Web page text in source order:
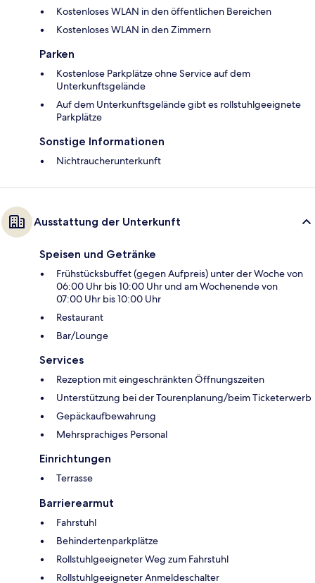
Kostenloses WLAN in den öffentlichen Bereichen
Kostenloses WLAN in den Zimmern
Parken
Kostenlose Parkplätze ohne Service auf dem
Unterkunftsgelände
Auf dem Unterkunftsgelände gibt es rollstuhlgeeignete
Parkplätze
Sonstige Informationen
Nichtraucherunterkunft
Ausstattung der Unterkunft
Speisen und Getränke
Frühstücksbuffet (gegen Aufpreis) unter der Woche von
06:00 Uhr bis 10:00 Uhr und am Wochenende von
07:00 Uhr bis 10:00 Uhr
Restaurant
Bar/Lounge
Services
Rezeption mit eingeschränkten Öffnungszeiten
Unterstützung bei der Tourenplanung/beim Ticketerwerb
Gepäckaufbewahrung
Mehrsprachiges Personal
Einrichtungen
Terrasse
Barrierearmut
Fahrstuhl
Behindertenparkplätze
Rollstuhlgeeigneter Weg zum Fahrstuhl
Rollstuhlgeeigneter Anmeldeschalter